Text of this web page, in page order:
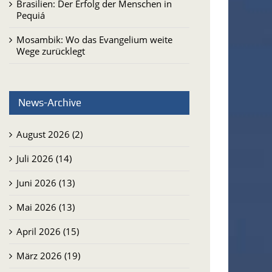
Brasilien: Der Erfolg der Menschen in
Pequiá
Mosambik: Wo das Evangelium weite
Wege zurücklegt
News-Archive
August 2026 (2)
Juli 2026 (14)
Juni 2026 (13)
Mai 2026 (13)
April 2026 (15)
März 2026 (19)